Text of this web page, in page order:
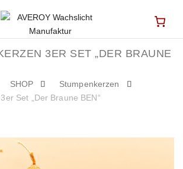
3ER SET „DER BRAUNE
SHOP
Stumpenkerzen
Set „Der Braune BEN“